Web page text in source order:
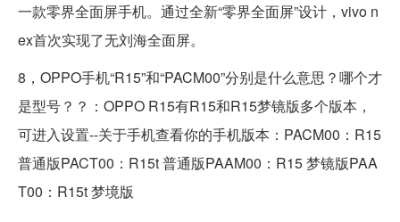
一款零界全面屏手机。通过全新“零界全面屏”设计，vivo n
ex首次实现了无刘海全面屏。
8，OPPO手机“R15”和“PACM00”分别是什么意思？哪个才
是型号？？：OPPO R15有R15和R15梦镜版多个版本，
可进入设置--关于手机查看你的手机版本：PACM00：R15
普通版PACT00：R15t 普通版PAAM00：R15 梦镜版PAA
T00：R15t 梦境版